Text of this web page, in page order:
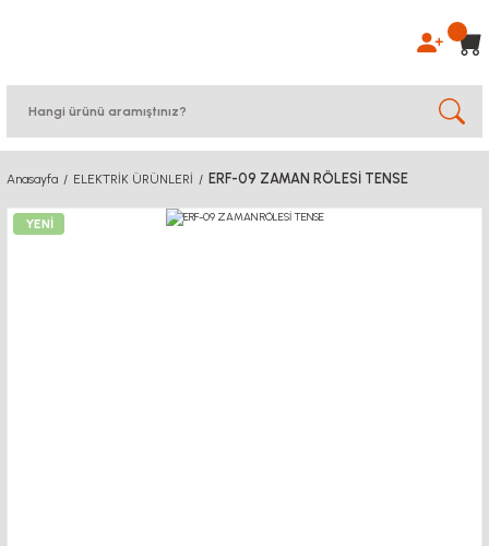
Anasayfa ELEKTRİK ÜRÜNLERİ ERF-09 ZAMAN RÖLESİ TENSE
YENİ